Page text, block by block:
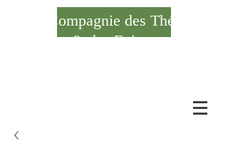
Compagnie des Thés
& des Epices